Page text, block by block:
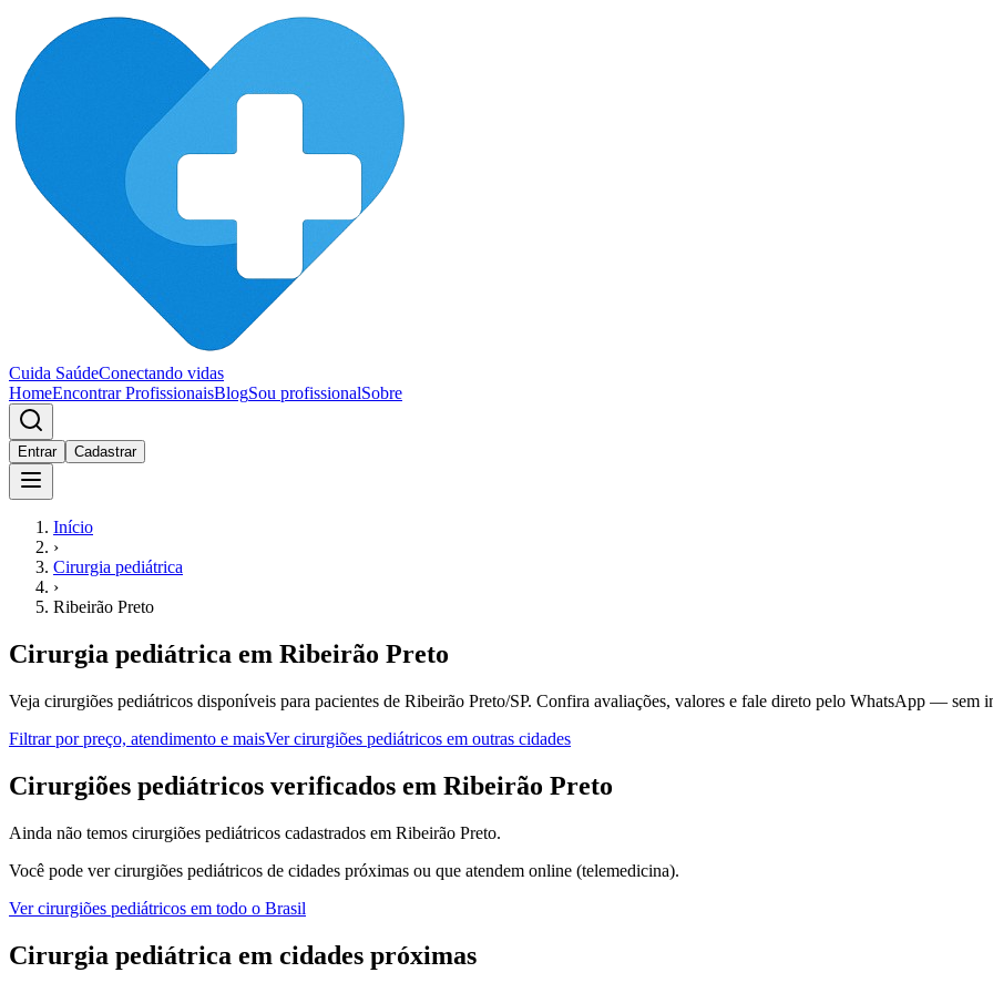
Cuida SaúdeConectando vidas
HomeEncontrar ProfissionaisBlogSou profissionalSobre
Entrar Cadastrar
Início
›
Cirurgia pediátrica
›
Ribeirão Preto
Cirurgia pediátrica em Ribeirão Preto
Veja cirurgiões pediátricos disponíveis para pacientes de Ribeirão Preto/SP. Confira avaliações, valores e fale direto pelo WhatsApp — sem
Filtrar por preço, atendimento e maisVercirurgiões pediátricos em outras cidades
Cirurgiões pediátricos verificados em Ribeirão Preto
Ainda não temos cirurgiões pediátricos cadastrados em Ribeirão Preto.
Você pode vercirurgiões pediátricos de cidades próximas ou que atendem online (telemedicina).
Vercirurgiões pediátricos em todo o Brasil
Cirurgia pediátrica em cidades próximas